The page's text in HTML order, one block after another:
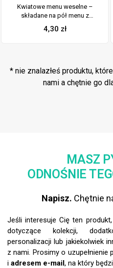
Kwiatowe menu weselne –
składane na pół menu z
kwiatami jabłoni oraz zieloną
wstążką
4,30 zł
* nie znalazłeś produktu,
nami a chętnie go
MASZ
ODNOŚNIE
Napisz. Chętnie
Jeśli interesuje Cię ten
dotyczące kolekcji,
personalizacji lub jakiekolwiek
z nami. Prosimy o uzupełnienie
i adresem e-mail, na który